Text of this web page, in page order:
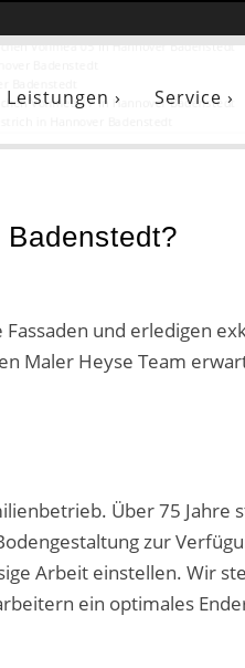
Leistungen › Service ›
und erledigen
Maler Heyse Team
Über 75
zur
Arbeit einstellen. Wir
ein optimales